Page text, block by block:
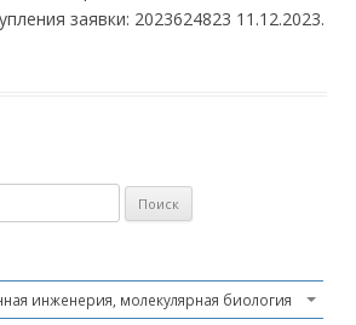
заявки: 2023624823 11.12.2023.
инженерия, молекулярная биология